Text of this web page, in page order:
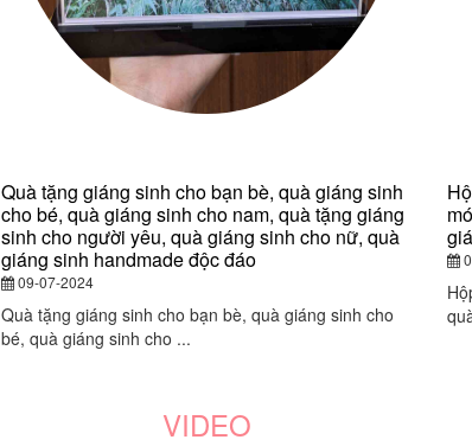
Quà tặng giáng sinh cho bạn bè, quà giáng sinh
cho bé, quà giáng sinh cho nam, quà tặng giáng
sinh cho người yêu, quà giáng sinh cho nữ, quà
giáng sinh handmade độc đáo
09-07-2024
Quà tặng giáng sinh cho bạn bè, quà giáng sinh cho
bé, quà giáng sinh cho ...
VIDEO